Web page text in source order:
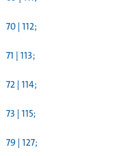
70 | 112;
71 | 113;
72 | 114;
73 | 115;
79 | 127;